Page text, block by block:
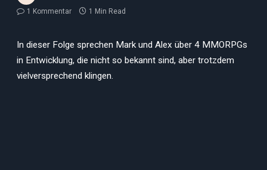
1 Kommentar
1 Min Read
In dieser Folge sprechen Mark und Alex über 4 MMORPGs
in Entwicklung, die nicht so bekannt sind, aber trotzdem
vielversprechend klingen.